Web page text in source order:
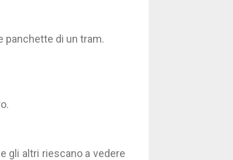
panchette di un tram.
gli altri riescano a vedere